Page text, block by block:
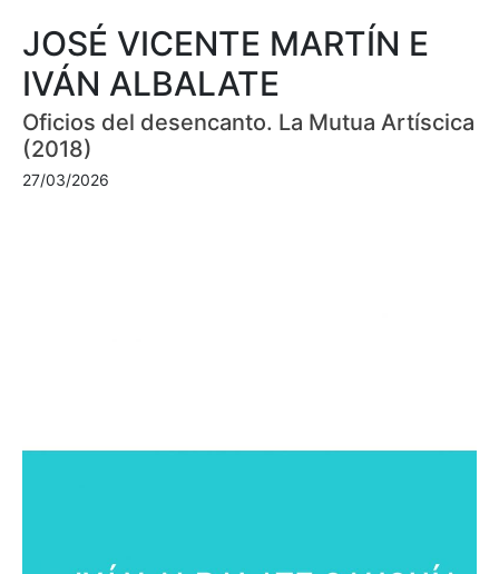
JOSÉ VICENTE MARTÍN E
IVÁN ALBALATE
Oficios del desencanto. La Mutua Artíscica
(2018)
27/03/2026